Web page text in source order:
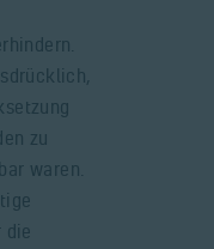
zu
waren.
die